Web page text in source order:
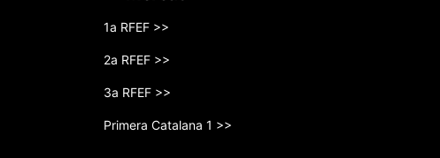
1a RFEF >>
2a RFEF >>
3a RFEF >>
Primera Catalana 1 >>